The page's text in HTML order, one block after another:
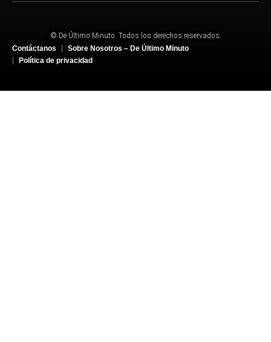
© De Último Minuto. Todos los derechos reservados.
Contáctanos
Sobre Nosotros – De Último Minuto
Política de privacidad